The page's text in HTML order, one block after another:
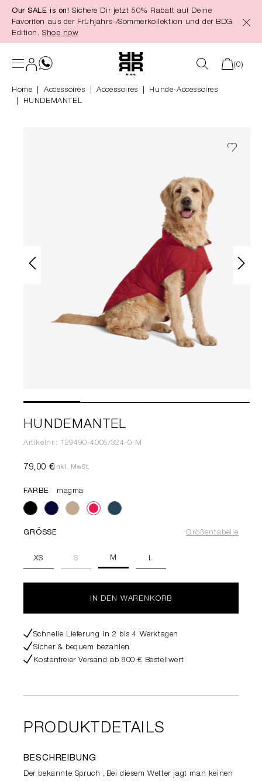
springen
Our SALE is on! Sichere Dir jetzt 50% Rabatt auf Deine
Favoriten aus der Frühjahrs-/Sommerkollektion und der BDG
Edition. Shop now
(0)
Home Accessoires Accessoires
Hunde-Accessoires
HUNDEMANTEL
HUNDEMANTEL
Artikelnr.: 129490-4005/324-0-M
79,00 €inkl. MwSt.
FARBE magma
GRÖSSE Größentabelle
XS S M L
IN DEN WARENKORB
Schnelle Lieferung in 2 bis 4 Werktagen
Sicher & bequem bezahlen
Kostenfreier Versand ab 800 € Bestellwert
PRODUKTDETAILS
BESCHREIBUNG
Der bekannte Spruch „Bei diesem Wetter jagt man keinen